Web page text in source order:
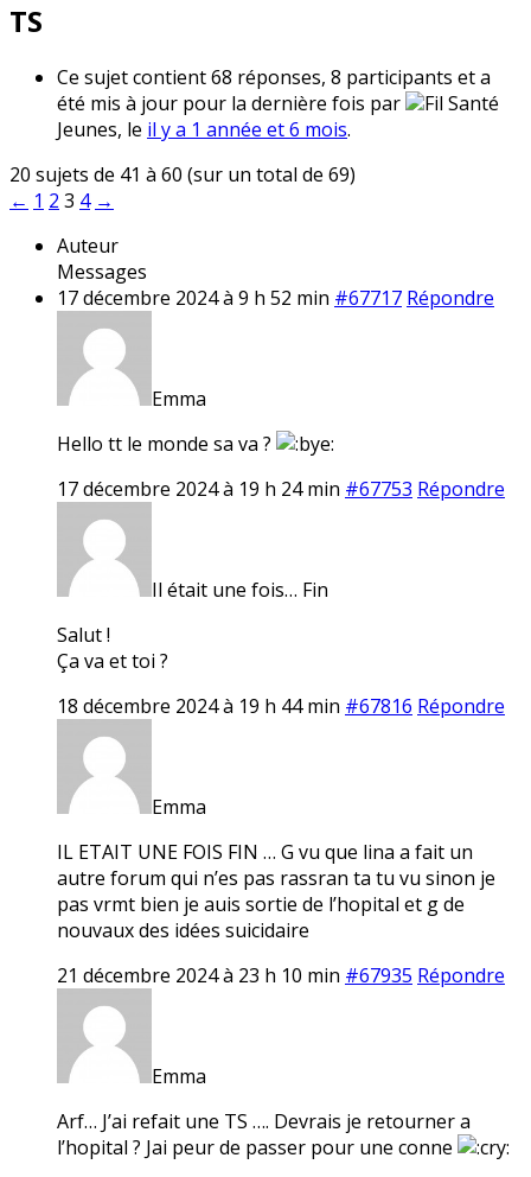
TS
Ce sujet contient 68 réponses, 8 participants et a
été mis à jour pour la dernière fois par
Fil Santé
Jeunes, le il y a 1 année et 6 mois.
20 sujets de 41 à 60 (sur un total de 69)
← 1 2 3 4 →
Auteur
Messages
17 décembre 2024 à 9 h 52 min #67717 Répondre
Emma
Hello tt le monde sa va ?
17 décembre 2024 à 19 h 24 min #67753 Répondre
Il était une fois… Fin
Salut !
Ça va et toi ?
18 décembre 2024 à 19 h 44 min #67816 Répondre
Emma
IL ETAIT UNE FOIS FIN … G vu que lina a fait un
autre forum qui n’es pas rassran ta tu vu sinon je
pas vrmt bien je auis sortie de l’hopital et g de
nouvaux des idées suicidaire
21 décembre 2024 à 23 h 10 min #67935 Répondre
Emma
Arf… J’ai refait une TS …. Devrais je retourner a
l’hopital ? Jai peur de passer pour une conne